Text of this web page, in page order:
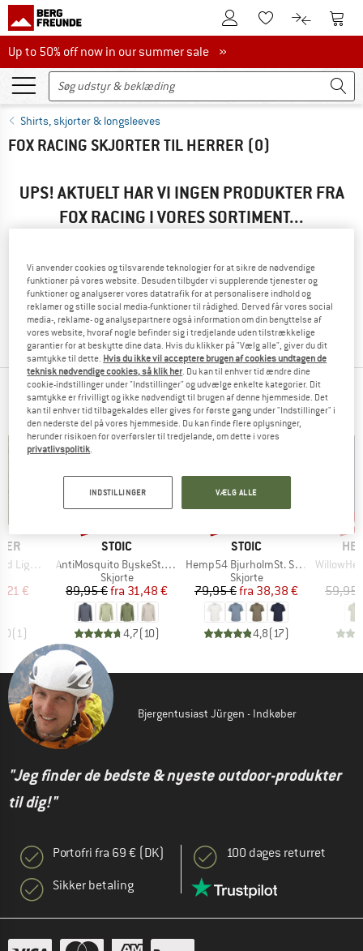
Til kundekontoenTil huskesedlen.
Til Til
Up to 50% off now in our summer sale
Up to 50% off now in our summer sale »
Shirts, skjorter & longsleeves
FOX RACING SKJORTER TIL HERRER (0)
UPS! AKTUELT HAR VI INGEN PRODUKTER FRA
FOX RACING I VORES SORTIMENT...
muligheder:
» Gå tilbage til foregående sideog prøv med færre
filterværdier.
TOPPRODUKTER FRA DINE YNDLINGSMÆRKER
Shirt
pris
€
(1)
MÆRKE
STOIC
Artikel
AntiMosquito ByskeSt. Shirt L/S
Produktgruppe
Skjorte
Pris
89,95 € Nedsat pris
fra 31,48 €
4,7(10)
MÆRKE
STOIC
Artikel
Hemp54 BjurholmSt. S/S Shirt
Produktgruppe
Skjorte
Pris
79,95 € Nedsat pris
fra 38,38 €
4,8(17)
Artikel
WillowHe.
59,95
Bjergentusiast Jürgen - Indkøber
"Jeg finder de bedste & nyeste outdoor-produkter
til dig!"
Portofri fra 69 € (DK)
Sikker betaling
100 dages returret
Vi anvender cookies og tilsvarende teknologier for at sikre de nødvendige
funktioner på vores website. Desuden tilbyder vi supplerende tjenester og
funktioner og analyserer vores datatrafik for at personalisere indhold og
reklamer og stille social media-funktioner til rådighed. Derved får vores social
media-, reklame- og analysepartnere også information om din benyttelse af
vores website, hvoraf nogle befinder sig i tredjelande uden tilstrækkelige
garantier for at beskytte dine data. Hvis du klikker på "Vælg alle", giver du dit
samtykke til dette. Hvis du ikke vil acceptere brugen af cookies undtagen de
teknisk nødvendige cookies, så klik her. Du kan til enhver tid ændre dine
cookie-indstillinger under "Indstillinger" og udvælge enkelte kategorier. Dit
samtykke er frivilligt og ikke nødvendigt til brugen af denne hjemmeside. Det
kan til enhver tid tilbagekaldes eller gives for første gang under "Indstillinger" i
den nederste del på vores hjemmeside. Du kan finde flere oplysninger,
herunder risikoen for overførsler til tredjelande, om dette i vores
privatlivspolitik.
INDSTILLINGER VÆLG ALLE